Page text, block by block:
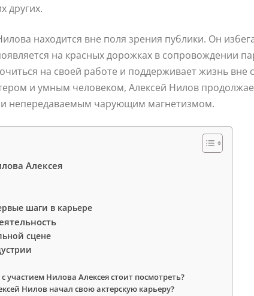
других.
находится вне поля зрения публики. Он
на красных дорожках в сопровождении
на своей работе и поддерживает жизнь вне
и умным человеком, Алексей Нилов
непередаваемым чарующим магнетизмом.
Алексея
шаги в карьере
сцене
участием Нилова Алексея стоит посмотреть?
Нилов начал свою актерскую карьеру?